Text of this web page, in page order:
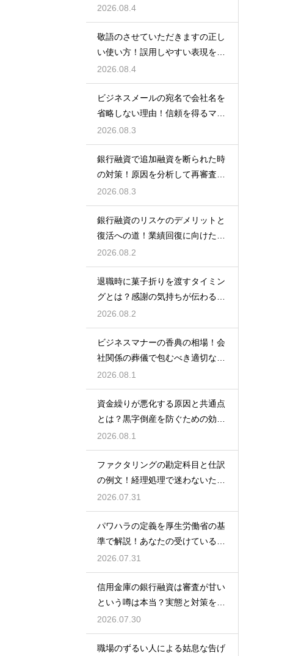
適に働く術
2026.08.4
敬語のさせていただきますの正し
い使い方！誤用しやすい表現を理
解する術
2026.08.4
ビジネスメールの宛名で会社名を
省略しない理由！信頼を得るマナ
ー
2026.08.3
銀行融資で追加融資を断られた時
の対策！原因を分析して再審査を
狙う
2026.08.3
銀行融資のリスケのデメリットと
復活への道！業績回復に向けた事
業計画
2026.08.2
退職時に菓子折りを渡すタイミン
グとは？感謝の気持ちが伝わる正
しいマナー
2026.08.2
ビジネスマナーの香典の相場！会
社関係の葬儀で包むべき適切な金
額の目安
2026.08.1
資金繰りが悪化する原因と共通点
とは？黒字倒産を防ぐための効果
的な対策
2026.08.1
ファクタリングの勘定科目と仕訳
の例文！経理処理で迷わないため
の知識
2026.07.31
パワハラの定義を厚生労働省の基
準で解説！あなたの受けている行
為は該当する？
2026.07.31
信用金庫の銀行融資は審査が甘い
という噂は本当？実態と対策を徹
底解説
2026.07.30
職場のずるい人による姑息な告げ